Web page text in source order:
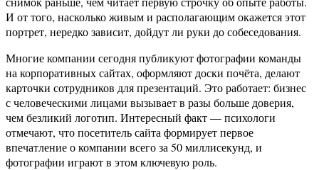
И от того, насколько живым и располагающим окажется этот
портрет, нередко зависит, дойдут ли руки до собеседования.
Многие компании сегодня публикуют фотографии команды
на корпоративных сайтах, оформляют доски почёта, делают
карточки сотрудников для презентаций. Это работает: бизнес
с человеческими лицами вызывает в разы больше доверия,
чем безликий логотип. Интересный факт — психологи
отмечают, что посетитель сайта формирует первое
впечатление о компании всего за 50 миллисекунд, и
фотографии играют в этом ключевую роль.